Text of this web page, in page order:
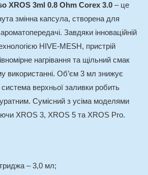
XROS 3ml 0.8 Ohm Corex 3.0 – це
змінна капсула, створена для
Завдяки інноваційній
HIVE-MESH, пристрій
нагрівання та щільний смак
використанні. Об’єм 3 мл знижує
верхньої заливки робить
Сумісний з усіма моделями
XROS 3, XROS 5 та XROS Pro.
– 3,0 мл;